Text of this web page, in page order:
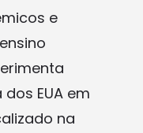
e
EUA em
na